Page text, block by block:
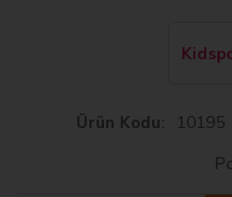
Ürün Kodu 10195